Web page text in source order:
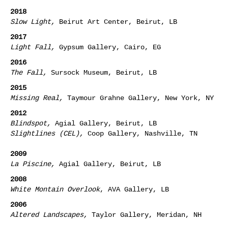
2018
Slow Light, Beirut Art Center, Beirut, LB
2017
Light Fall, Gypsum Gallery, Cairo, EG
2016
The Fall, Sursock Museum, Beirut, LB
2015
Missing Real, Taymour Grahne Gallery, New York, NY
2012
Blindspot, Agial Gallery, Beirut, LB
Slightlines (CEL), Coop Gallery, Nashville, TN
2009
La Piscine, Agial Gallery, Beirut, LB
2008
White Montain Overlook, AVA Gallery, LB
2006
Altered Landscapes, Taylor Gallery, Meridan, NH